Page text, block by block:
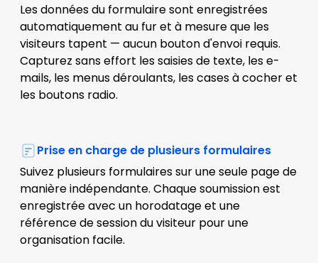
Les données du formulaire sont enregistrées
automatiquement au fur et à mesure que les
visiteurs tapent — aucun bouton d'envoi requis.
Capturez sans effort les saisies de texte, les e-
mails, les menus déroulants, les cases à cocher et
les boutons radio.
Prise en charge de plusieurs formulaires
Suivez plusieurs formulaires sur une seule page de
manière indépendante. Chaque soumission est
enregistrée avec un horodatage et une
référence de session du visiteur pour une
organisation facile.